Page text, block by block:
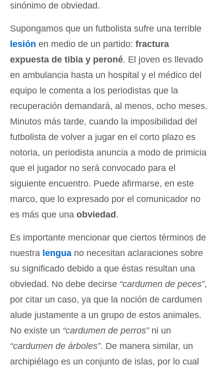
sinónimo de obviedad.
Supongamos que un futbolista sufre una terrible
lesión en medio de un partido: fractura
expuesta de tibia y peroné. El joven es llevado
en ambulancia hasta un hospital y el médico del
equipo le comenta a los periodistas que la
recuperación demandará, al menos, ocho meses.
Minutos más tarde, cuando la imposibilidad del
futbolista de volver a jugar en el corto plazo es
notoria, un periodista anuncia a modo de primicia
que el jugador no será convocado para el
siguiente encuentro. Puede afirmarse, en este
marco, que lo expresado por el comunicador no
es más que una obviedad .
Es importante mencionar que ciertos términos de
nuestra lengua no necesitan aclaraciones sobre
su significado debido a que éstas resultan una
obviedad. No debe decirse “cardumen de peces”,
por citar un caso, ya que la noción de cardumen
alude justamente a un grupo de estos animales.
No existe un “cardumen de perros”ni un
“cardumen de árboles”. De manera similar, un
archipiélago es un conjunto de islas, por lo cual